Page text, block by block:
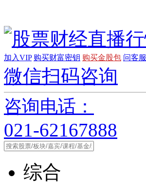
加入VIP 购买财富密钥 购买金股包 问客服
微信扫码咨询
咨询电话：
021-62167888
综合